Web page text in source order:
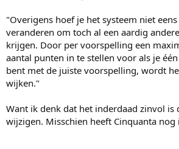
"Overigens hoef je het systeem niet
veranderen om toch al een aardig
krijgen. Door per voorspelling een
aantal punten in te stellen voor als je
bent met de juiste voorspelling, wordt
wijken."
Want ik denk dat het inderdaad zinvol is
wijzigen. Misschien heeft Cinquanta nog